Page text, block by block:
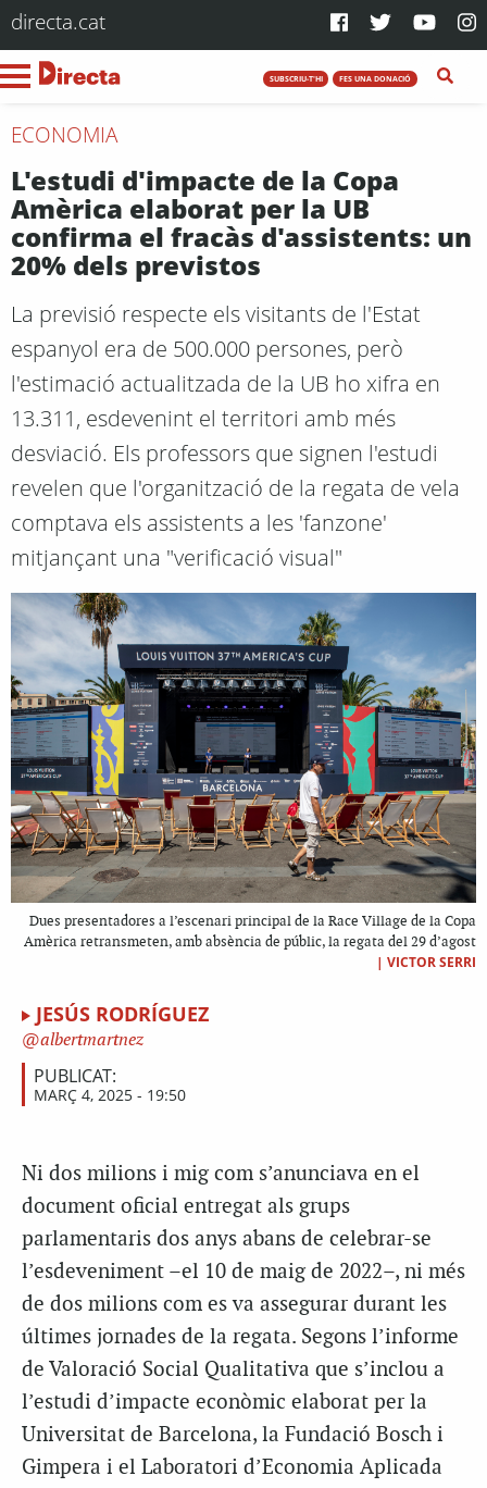
directa.cat
SUBSCRIU-T'HI FES UNA DONACIÓ
ECONOMIA
L'estudi d'impacte de la Copa
Amèrica elaborat per la UB
confirma el fracàs d'assistents: un
20% dels previstos
La previsió respecte els visitants de l'Estat
espanyol era de 500.000 persones, però
l'estimació actualitzada de la UB ho xifra en
13.311, esdevenint el territori amb més
desviació. Els professors que signen l'estudi
revelen que l'organització de la regata de vela
comptava els assistents a les 'fanzone'
mitjançant una "verificació visual"
Dues presentadores a l’escenari principal de la Race Village de la Copa
Amèrica retransmeten, amb absència de públic, la regata del 29 d’agost
| VICTOR SERRI
JESÚS RODRÍGUEZ
albertmartnez
PUBLICAT:
MARÇ 4, 2025 - 19:50
Ni dos milions i mig com s’anunciava en el
document oficial entregat als grups
parlamentaris dos anys abans de celebrar-se
l’esdeveniment –el 10 de maig de 2022–, ni més
de dos milions com es va assegurar durant les
últimes jornades de la regata. Segons l’informe
de Valoració Social Qualitativa que s’inclou a
l’estudi d’impacte econòmic elaborat per la
Universitat de Barcelona, la Fundació Bosch i
Gimpera i el Laboratori d’Economia Aplicada